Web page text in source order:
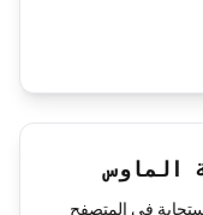
الماوس
في المتصفح